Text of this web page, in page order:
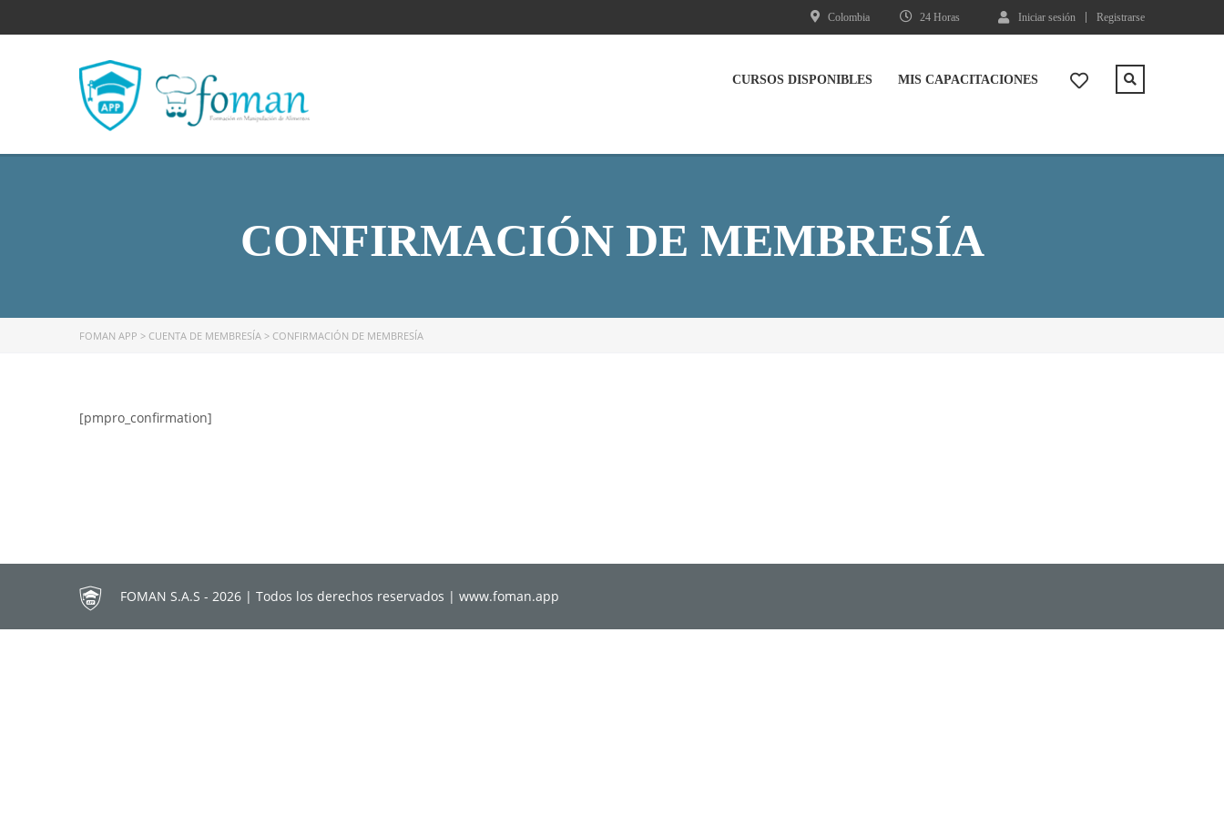
Iniciar sesión Registrarse
24 Horas
Colombia
CURSOS DISPONIBLES MIS CAPACITACIONES
CONFIRMACIÓN DE MEMBRESÍA
FOMAN APP > CUENTA DE MEMBRESÍA > CONFIRMACIÓN DE MEMBRESÍA
[pmpro_confirmation]
FOMAN S.A.S - 2026 | Todos los derechos reservados | www.foman.app